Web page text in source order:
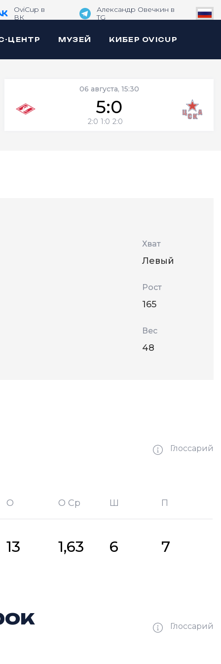
OviCup в
ВК
Александр Овечкин в
TG
ЦЕНТР МУЗЕЙ КИБЕР OVICUP
06 августа, 15:30
5:0
2:0 1:0 2:0
Хват
Левый
Рост
165
Вес
48
Глоссарий
О О Ср Ш П
13 1,63 6 7
Глоссарий